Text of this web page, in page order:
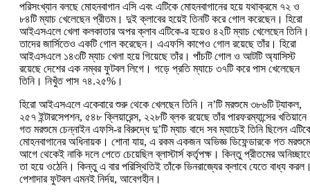
পরিসংখ্যান বলছে মোহনবাগান এসি এবং এটিকে মোহনবাগানের হয়ে যথাক্রমে ৭২ ও
৮৪টি ম্যাচ খেলেছেন প্রীতম। দুই ক্লাবের হয়েই তিনটি করে গোল করেছেন। হিরো
আইএসএলে খেলা কলকাতার অপর ক্লাব এটিকে-র হয়েও ৪২টি ম্যাচ খেলেছেন তিনি।
তাদের জার্সিতেও একটি গোল করেছেন। এএফসি কাপেও গোল রয়েছে তাঁর। হিরো
আইএসএলে ১৪৩টি ম্যাচ খেলা হয়ে গিয়েছে তাঁর। পাঁচটি গোল ও আটটি অ্যাসিস্ট
রয়েছে দেশের এক নম্বর ফুটবল লিগে। গড়ে প্রতি ম্যাচে ৩৭টি করে পাস খেলেছেন
তিনি। নিখুঁত পাস ৭৪.২৫%।
হিরো আইএসএলে একেবারে শুরু থেকে খেলছেন তিনি। ন’টি মরশুমে ৩৮৬টি ট্যাকল,
২৫৭ ইন্টারসেপশন, ৫৪৮ ক্লিয়ারেন্স, ২২৮টি ব্লক রয়েছে তাঁর পারফরম্যান্সের
গত মরশুমে চেন্নাইন এফসি-র বিরুদ্ধে দু’টি ম্যাচ বাদে সব ম্যাচেই তিনি ছিলেন
মোহনবাগানের অধিনায়ক। শোনা যায়, এ রকম একজন অভিজ্ঞ ডিফেন্ডারকে গত
আগে থেকেই নাকি দলে পেতে চেয়েছিল ব্লাস্টার্স কর্তৃপক্ষ। কিন্তু প্রীতমের
তা হয়ে ওঠেনি। কিন্তু এ বার পরিস্থিতিই তাঁকে ভিনরাজ্যের ক্লাবে যেতে বাধ্য
পেশাদার ফুটবল এমনই নির্দয়, আবেগহীন।